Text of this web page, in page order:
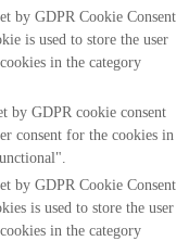
by GDPR Cookie Consent
is used to store the user
in the category
by GDPR cookie consent
consent for the cookies in
by GDPR Cookie Consent
is used to store the user
in the category